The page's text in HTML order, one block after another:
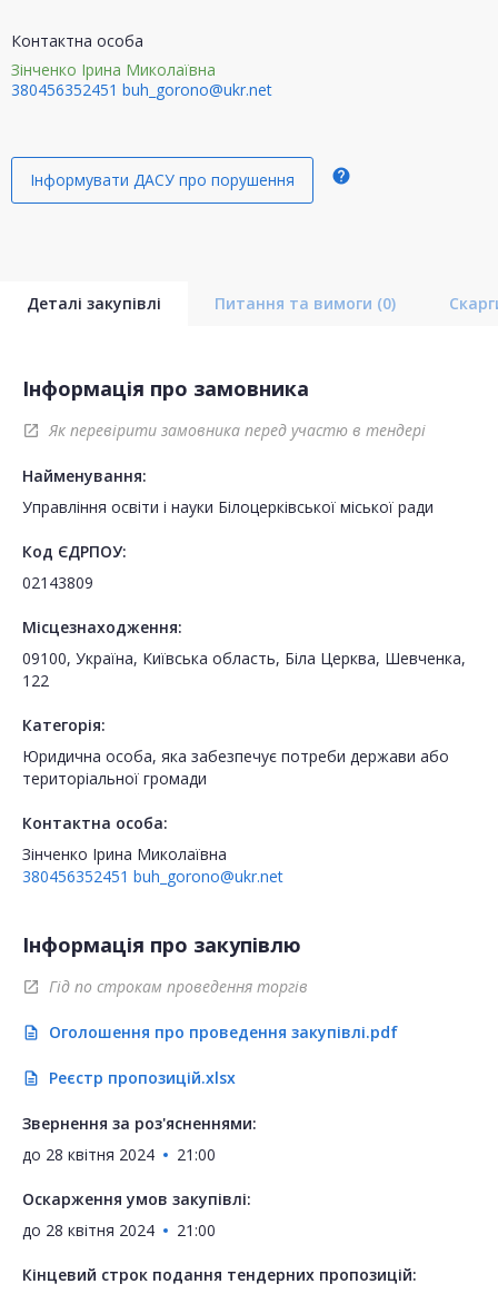
Контактна особа
Зінченко Ірина Миколаївна
380456352451 buh_gorono@ukr.net
Інформувати ДАСУ про порушення help
Деталі закупівлі Питання та вимоги (0)
Інформація про замовника
open_in_new Як перевірити замовника перед участю в тендері
Найменування:
Управління освіти і науки Білоцерківської міської ради
Код ЄДРПОУ:
02143809
Місцезнаходження:
09100, Україна, Київська область, Біла Церква, Шевченка,
122
Категорія:
Юридична особа, яка забезпечує потреби держави або
територіальної громади
Контактна особа:
Зінченко Ірина Миколаївна
380456352451 buh_gorono@ukr.net
Інформація про закупівлю
open_in_new Гід по строкам проведення торгів
description Оголошення про проведення закупівлі.pdf
description Реєстр пропозицій.xlsx
Звернення за роз'ясненнями:
до 28 квітня 2024 21:00
Оскарження умов закупівлі:
до 28 квітня 2024 21:00
Кінцевий строк подання тендерних пропозицій: